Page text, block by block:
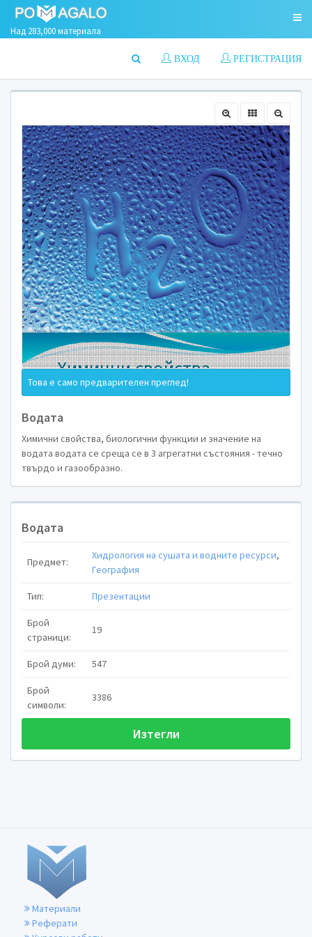
Над 283,000 материала
РЕГИСТРАЦИЯ
ВХОД
Химични
Това е само предварителен преглед!
Водата
Химични свойства, биологични функции и значение на
водата водата се среща се в 3 агрегатни състояния - течно
твърдо и газообразно.
Водата
Предмет:
Хидрология на сушата и водните ресурси,
География
Тип: Презентации
Брой
страници:
19
Брой думи: 547
Брой
символи:
3386
Изтегли
Материали
Реферати